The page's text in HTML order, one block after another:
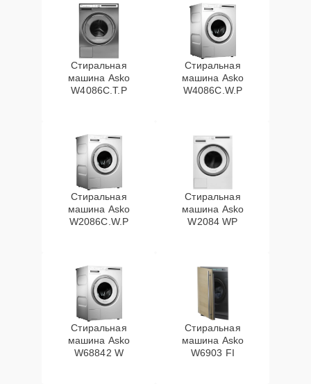
Стиральная
машина Asko
W4086C.T.P
Стиральная
машина Asko
W4086C.W.P
Стиральная
машина Asko
W2086C.W.P
Стиральная
машина Asko
W2084 WP
Стиральная
машина Asko
W68842 W
Стиральная
машина Asko
W6903 FI